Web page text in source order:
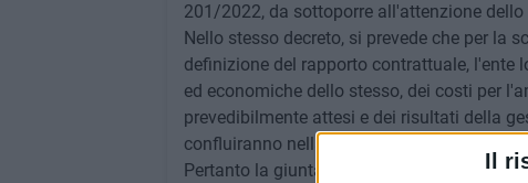
Il
201/2022, da sottoporre all'attenzione
Nello stesso decreto, si prevede che per la
definizione del rapporto contrattuale, l'ente
ed economiche dello stesso, dei costi per
prevedibilmente attesi e dei risultati della
confluiranno nella relazione che lo stesso
Pertanto la giunta ha stabilito che la